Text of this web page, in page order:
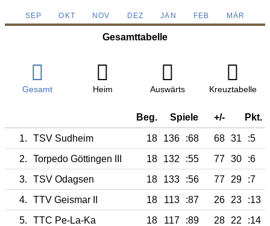
SEP OKT NOV DEZ JAN FEB MÄR
Gesamttabelle
Gesamt Heim Auswärts Kreuztabelle
Beg. Spiele +/- Pkt.
1. TSV Sudheim 18 136 :68 68 31
:5
2.
Torpedo Göttingen III 18 132 :55 77 30
:6
3.
TSV Odagsen 18 133 :56 77 29
:7
4.
TTV Geismar II 18 113 :87 26 23
:13
5.
TTC Pe-La-Ka 18 117 :89 28 22
:14